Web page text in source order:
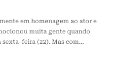
em homenagem ao ator e
muita gente quando
sexta-feira (22). Mas com…